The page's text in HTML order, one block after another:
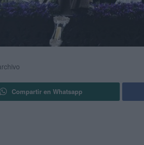
Compartir en Whatsapp